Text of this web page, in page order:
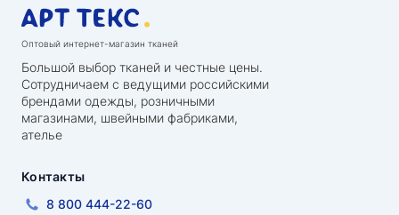
Оптовый интернет-магазин тканей
Большой выбор тканей и честные цены.
Сотрудничаем с ведущими российскими
брендами одежды, розничными
магазинами, швейными фабриками,
ателье
Контакты
8 800 444-22-60